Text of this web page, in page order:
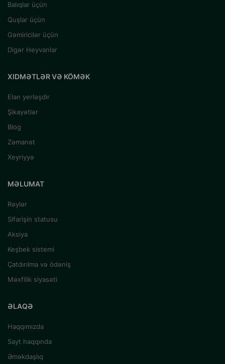
Balıqlar üçün
Quşlar üçün
Gəmiricilər üçün
Digər Heyvanlar
XIDMƏTLƏR VƏ KÖMƏK
Elan yerləşdir
Şikayətlər
Blog
Zəmanət
Xeyriyyə
MƏLUMAT
Rəylər
Sifarişin statusu
Aksiya
Keşbek sistemi
Çatdırılma və ödəniş
Məxfilik siyasəti
ƏLAQƏ
Haqqımızda
Sayt haqqında
Əməkdaşlıq